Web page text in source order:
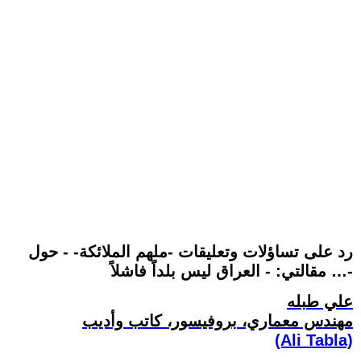
رد على تساؤلات وتعليقات -ملهم الملائكة- - حول
مقالتي: - العراق ليس بلداً فاشلاً …-
علي طبله
مهندس معماري، بروفيسور، كاتب وأديب
(Ali Tabla)